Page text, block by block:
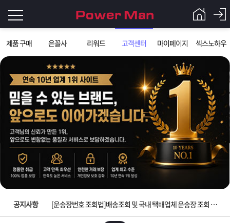
제품 구매 은꼴사 리워드 고객센터 마이페이지 섹스노하우
그
인
이
필
요
니
로
Q&A
파
워
맨
제
품
은
공지사항
입금확인이 안되는 상황을 대비해 꼭 입금후 고객센터 연락바랍니다.
[2026구정 연휴]설 연휴 배송 및 휴무 안내
[운송장번호 조회법]배송조회 및 국내 택배업체 운송장 조회 하는법